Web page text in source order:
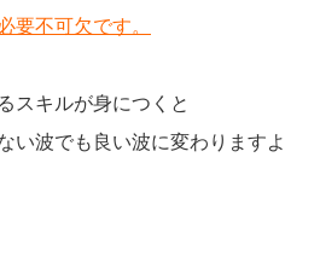
要不可欠です。
スキルが身につくと
い波でも良い波に変わりますよ